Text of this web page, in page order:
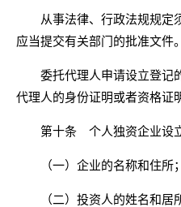
从事法律、行政法规规定须
应当提交有关部门的批准文件。
委托代理人申请设立登记
代理人的身份证明或者资格证
第十条 个人独资企业设立
（一）企业的名称和住所；
（二）投资人的姓名和居所